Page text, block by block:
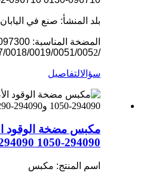
بلد المنشأ: صنع في اليابان
/0016/0017/0018/0019/0051/005
2
سؤالالتفاصيل
294090-1050 294090-02...
اسم المنتج: مكبس